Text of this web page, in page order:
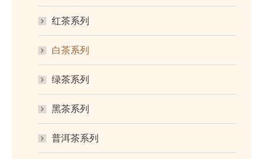
红茶系列
白茶系列
绿茶系列
黑茶系列
普洱茶系列